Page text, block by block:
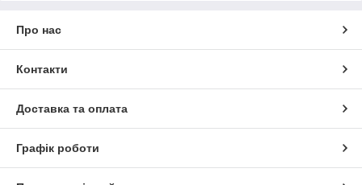
Про нас
Контакти
Доставка та оплата
Графік роботи